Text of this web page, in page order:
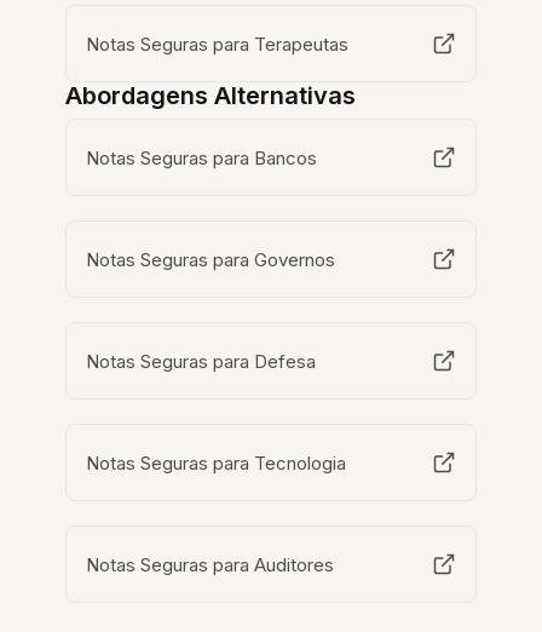
Notas Seguras para Terapeutas
Abordagens Alternativas
Notas Seguras para Bancos
Notas Seguras para Governos
Notas Seguras para Defesa
Notas Seguras para Tecnologia
Notas Seguras para Auditores